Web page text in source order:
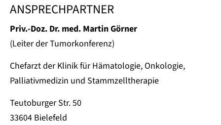
ANSPRECHPARTNER
Priv.-Doz. Dr. med. Martin Görner
(Leiter der Tumorkonferenz)
Chefarzt der Klinik für Hämatologie, Onkologie,
Palliativmedizin und Stammzelltherapie
Teutoburger Str. 50
33604 Bielefeld